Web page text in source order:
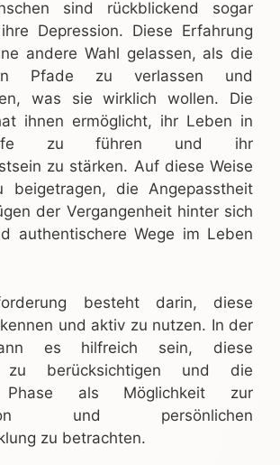
sind rückblickend sogar
Depression. Diese Erfahrung
andere Wahl gelassen, als die
Pfade zu verlassen und
was sie wirklich wollen. Die
ihnen ermöglicht, ihr Leben in
zu führen und ihr
zu stärken. Auf diese Weise
beigetragen, die Angepasstheit
der Vergangenheit hinter sich
authentischere Wege im Leben
besteht darin, diese
und aktiv zu nutzen. In der
es hilfreich sein, diese
zu berücksichtigen und die
Phase als Möglichkeit zur
und persönlichen
zu betrachten.